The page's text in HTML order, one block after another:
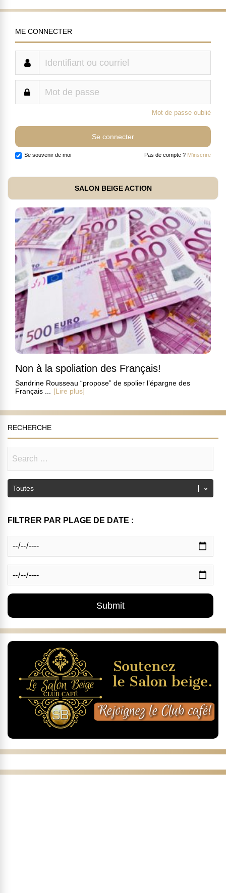
ME CONNECTER
Mot de passe oublié
Se souvenir de moi Pas de compte ? M'inscrire
SALON BEIGE ACTION
Non à la spoliation des Français!
Sandrine Rousseau “propose” de spolier l’épargne des
Français ...
[Lire plus]
RECHERCHE
FILTRER PAR PLAGE DE DATE :